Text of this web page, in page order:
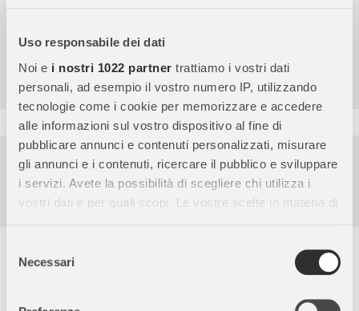
Uso responsabile dei dati
Noi e i nostri 1022 partner trattiamo i vostri dati
personali, ad esempio il vostro numero IP, utilizzando
tecnologie come i cookie per memorizzare e accedere
alle informazioni sul vostro dispositivo al fine di
pubblicare annunci e contenuti personalizzati, misurare
gli annunci e i contenuti, ricercare il pubblico e sviluppare
i servizi. Avete la possibilità di scegliere chi utilizza i
vostri dati e per quali scopi. Le vostre scelte in materia di
modificare o revocare il proprio consenso in qualsiasi
momento dalla Dichiarazione sui cookie o facendo clic
delNecessari
9.856
Recensioni
Pagamenti sicuri
Garanzia e reso facili
Assistenza dal lunedì al venerdì
Descrizione completa
Sono utilizzati principalmente nel salto e sono considerati